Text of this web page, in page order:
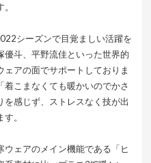
シーズンで目覚ましい活躍を
斗、平野流佳といった世界的
アの面でサポートしておりま
こまなくても暖かいのでかさ
感じず、ストレスなく技が出
。
ェアのメイン機能である「ヒ